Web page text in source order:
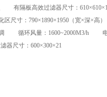
有隔板高效过滤器尺寸：
尺寸：790×1890×1950（宽×深×
循环风量：1600~2000M3/h
尺寸：600×300×21